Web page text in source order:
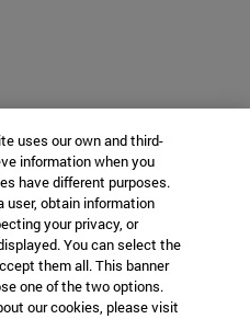
uses our own and third-
information when you
have different purposes.
user, obtain information
your privacy, or
You can select the
them all. This banner
one of the two options.
our cookies, please visit